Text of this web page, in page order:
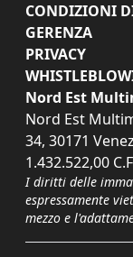
CONDIZIONI
GERENZA
PRIVACY
Nord Est
Nord Est
34, 30171
1.432.522,00
I diritti delle
espressamente
mezzo e